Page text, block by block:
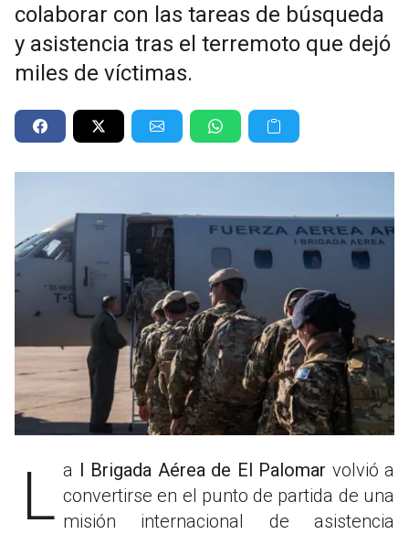
colaborar con las tareas de búsqueda
y asistencia tras el terremoto que dejó
miles de víctimas.
La I Brigada Aérea de El Palomar volvió a
convertirse en el punto de partida de una
misión internacional de asistencia